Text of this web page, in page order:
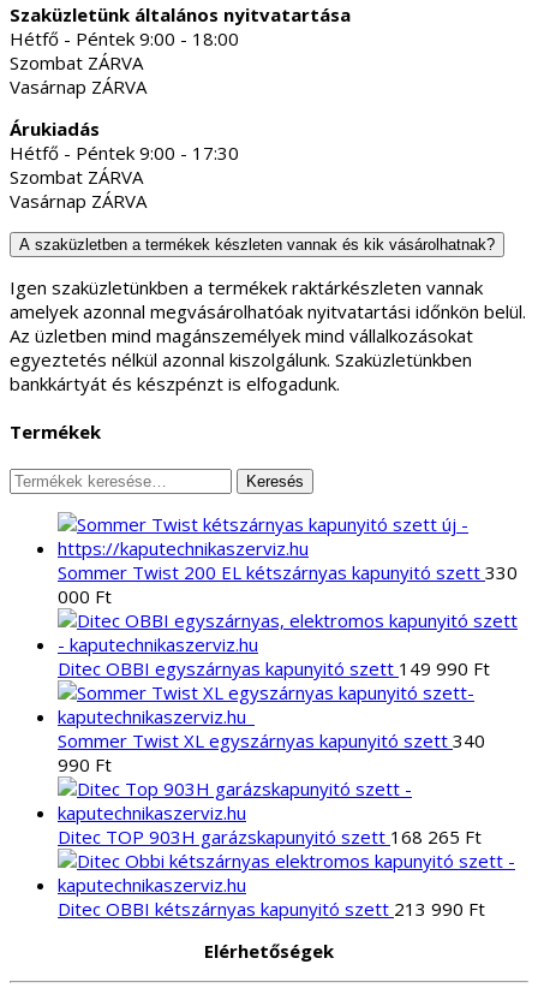
Szaküzletünk általános nyitvatartása
Hétfő - Péntek 9:00 - 18:00
Szombat ZÁRVA
Vasárnap ZÁRVA
Árukiadás
Hétfő - Péntek 9:00 - 17:30
Szombat ZÁRVA
Vasárnap ZÁRVA
A szaküzletben a termékek készleten vannak és kik vásárolhatnak?
Igen szaküzletünkben a termékek raktárkészleten vannak
amelyek azonnal megvásárolhatóak nyitvatartási időnkön belül.
Az üzletben mind magánszemélyek mind vállalkozásokat
egyeztetés nélkül azonnal kiszolgálunk. Szaküzletünkben
bankkártyát és készpénzt is elfogadunk.
Termékek
Keresés
a
következőre:
Keresés
Sommer Twist 200 EL kétszárnyas kapunyitó szett 330
000 Ft
Ditec OBBI egyszárnyas kapunyitó szett 149 990 Ft
Sommer Twist XL egyszárnyas kapunyitó szett 340
990 Ft
Ditec TOP 903H garázskapunyitó szett 168 265 Ft
Ditec OBBI kétszárnyas kapunyitó szett 213 990 Ft
Elérhetőségek